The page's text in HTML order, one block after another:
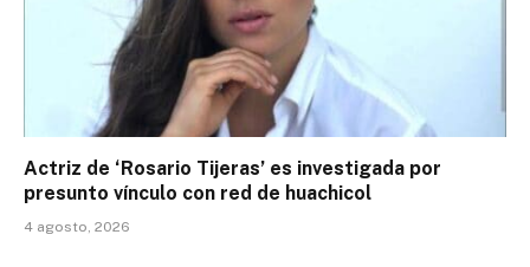
Actriz de ‘Rosario Tijeras’ es investigada por
presunto vínculo con red de huachicol
4 agosto, 2026